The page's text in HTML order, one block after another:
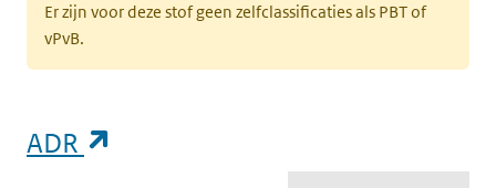
Er zijn voor deze stof geen zelfclassificaties als PBT of
vPvB.
ADR